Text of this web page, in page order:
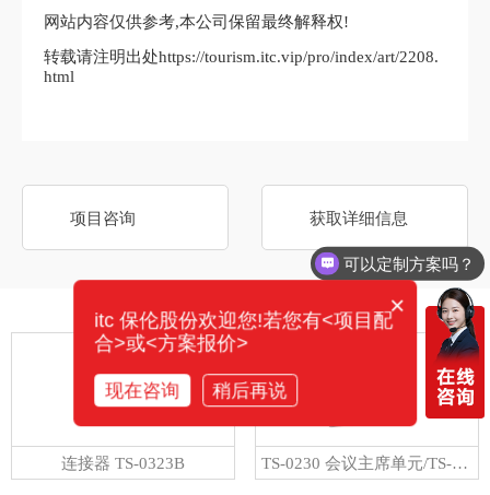
网站内容仅供参考,本公司保留最终解释权!
转载请注明出处https://tourism.itc.vip/pro/index/art/2208.
html
项目咨询 获取详细信息
相关产品
连接器 TS-0323B TS-0230 会议主席单元/TS-0230A 会议代表单元
可以定制方案吗？
×
itc 保伦股份欢迎您!若您有<项目配
合>或<方案报价>
现在咨询 稍后再说